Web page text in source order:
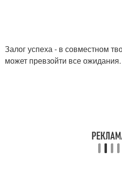
Залог успеха - в совместном
может превзойти все ожидания.